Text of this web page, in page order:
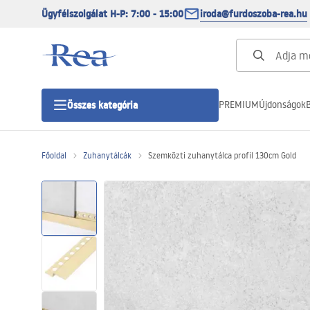
Ügyfélszolgálat H-P: 7:00 - 15:00 iroda@furdoszoba-rea.hu
Összes kategória
Zuhanyajtó
Zuhanytálcák
Zuhanylefolyók
PREMIUMÚjdonságok
Főoldal Zuhanytálcák Szemközti zuhanytálca profil 130cm Gold